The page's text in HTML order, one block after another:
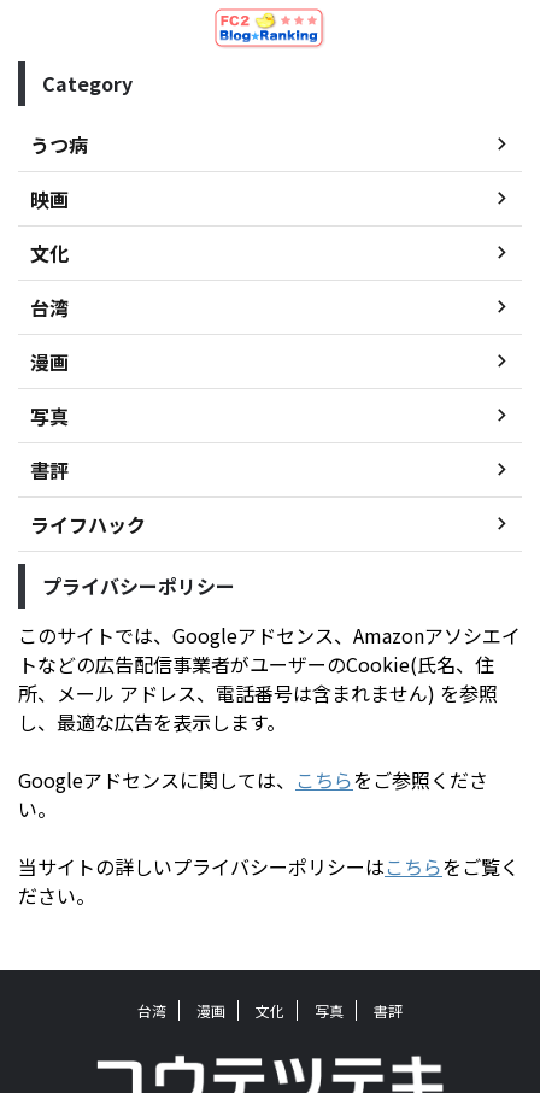
Category
うつ病
映画
文化
台湾
漫画
写真
書評
ライフハック
プライバシーポリシー
このサイトでは、Googleアドセンス、Amazonアソシエイ
トなどの広告配信事業者がユーザーのCookie(氏名、住
所、メール アドレス、電話番号は含まれません) を参照
し、最適な広告を表示します。
Googleアドセンスに関しては、 こちらをご参照くださ
い。
当サイトの詳しいプライバシーポリシーはこちらをご覧く
ださい。
台湾 漫画 文化 写真 書評